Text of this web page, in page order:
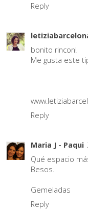
Reply
bonito rincon!
Me gusta este
Reply
Maria J - Paqui
Qué espacio
Besos.
Gemeladas
Reply